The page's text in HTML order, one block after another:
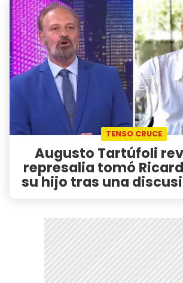
TENSO CRUCE
Augusto Tartúfoli
represalia tomó
su hijo tras una